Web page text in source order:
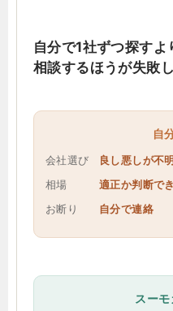
自分で1社ずつ探すよ
相談するほうが失敗
自
会社選び
良し悪しが不明
相場
適正か判断で
お断り
自分で連絡
スー